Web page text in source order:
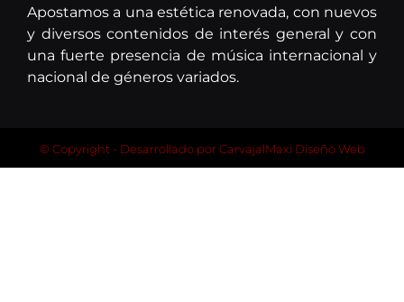
Apostamos a una estética renovada, con nuevos
y diversos contenidos de interés general y con
una fuerte presencia de música internacional y
nacional de géneros variados.
© Copyright - Desarrollado porCarvajalMaxi Diseño Web